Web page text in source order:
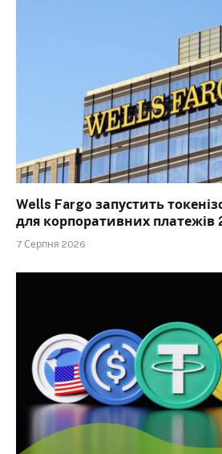
Wells Fargo запустить
для корпоративних платежів
7 Серпня 2026